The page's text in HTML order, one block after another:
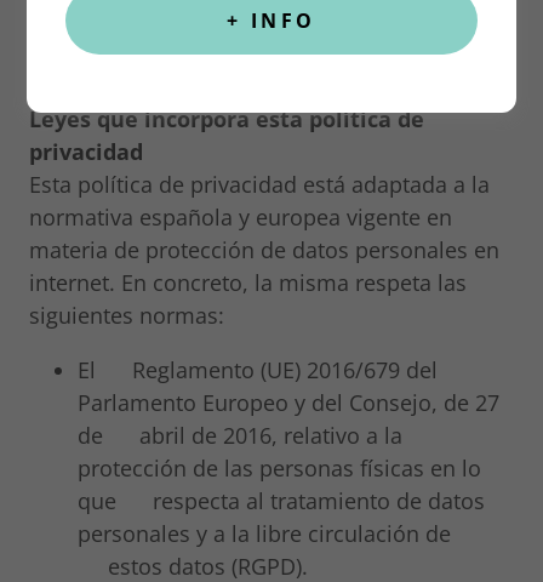
medidas técnicas y organizativas necesarias,
según el nivel de seguridad adecuado al riesgo
Leyes que incorpora esta política de
privacidad
Esta política de privacidad está adaptada a la
normativa española y europea vigente en
materia de protección de datos personales en
internet. En concreto, la misma respeta las
siguientes normas:
El Reglamento (UE) 2016/679 del
Parlamento Europeo y del Consejo, de 27
de abril de 2016, relativo a la
protección de las personas físicas en lo
que respecta al tratamiento de datos
personales y a la libre circulación de
estos datos (RGPD).
+ INFO